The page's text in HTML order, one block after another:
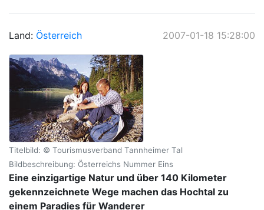
Land: Österreich 2007-01-18 15:28:00
Titelbild: © Tourismusverband Tannheimer Tal
Bildbeschreibung: Österreichs Nummer Eins
Eine einzigartige Natur und über 140 Kilometer
gekennzeichnete Wege machen das Hochtal zu
einem Paradies für Wanderer